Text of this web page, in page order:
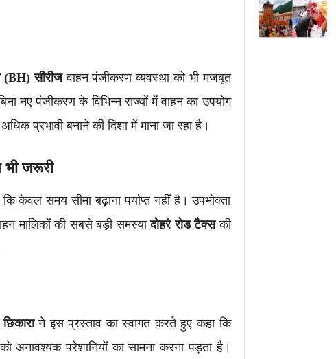
(BH) सीरीजवाहन पंजीकरण व्यवस्था को भी मजबूत
नए पंजीकरण के विभिन्न राज्यों में वाहन का उपयोग
प्रभावी बनाने की दिशा में माना जा रहा है।
भी जरूरी
केवल समय सीमा बढ़ाना पर्याप्त नहीं है। उपभोक्ता
मालिकों की सबसे बड़ी समस्यादोहरे रोड टैक्सकी
ने इस प्रस्ताव का स्वागत करते हुए कहा कि
अनावश्यक परेशानियों का सामना करना पड़ता है।